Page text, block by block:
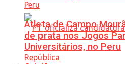
Atleta de Campo
de prata nos Jogos
Universitários, no Peru